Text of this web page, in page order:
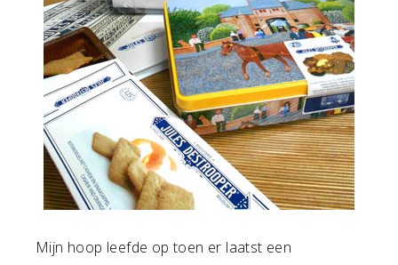
Mijn hoop leefde op toen er laatst een